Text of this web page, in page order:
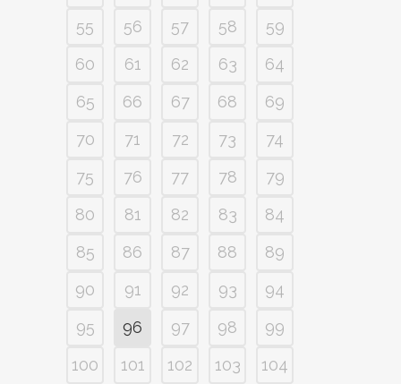
55
56 57 58
59
60
61 62 63
64
65
66 67 68
69
70
71 72 73
74
75
76 77 78
79
80
81 82 83
84
85
86 87 88
89
90
91 92 93
94
95
96 97 98
99
100
101 102 103
104